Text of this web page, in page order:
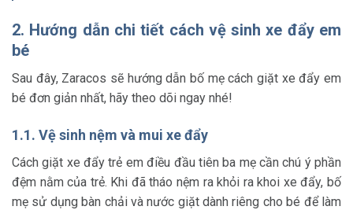
2. Hướng dẫn chi tiết cách vệ sinh xe đẩy em
bé
Sau đây, Zaracos sẽ hướng dẫn bố mẹ cách giặt xe đẩy em
bé đơn giản nhất, hãy theo dõi ngay nhé!
1.1. Vệ sinh nệm và mui xe đẩy
Cách giặt xe đẩy trẻ em điều đầu tiên ba mẹ cần chú ý phần
đệm nằm của trẻ. Khi đã tháo nệm ra khỏi ra khoi xe đẩy, bố
mẹ sử dụng bàn chải và nước giặt dành riêng cho bé để làm